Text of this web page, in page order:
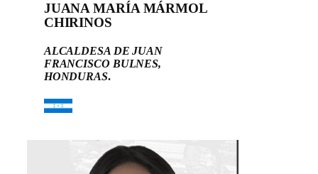
JUANA MARÍA MÁRMOL
CHIRINOS
ALCALDESA DE JUAN
FRANCISCO BULNES,
HONDURAS.